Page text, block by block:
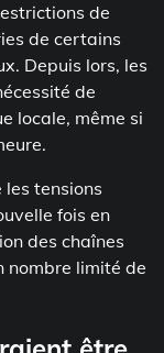
de
de certains
Depuis lors, les
de
locale, même si
tensions
fois en
des chaînes
nombre limité de